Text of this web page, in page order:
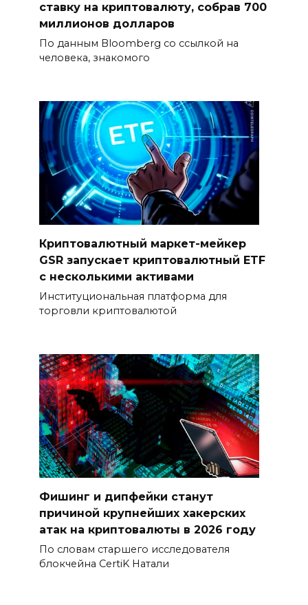
ставку на криптовалюту, собрав 700
миллионов долларов
По данным Bloomberg со ссылкой на
человека, знакомого
Криптовалютный маркет-мейкер
GSR запускает криптовалютный ETF
с несколькими активами
Институциональная платформа для
торговли криптовалютой
Фишинг и дипфейки станут
причиной крупнейших хакерских
атак на криптовалюты в 2026 году
По словам старшего исследователя
блокчейна CertiK Натали